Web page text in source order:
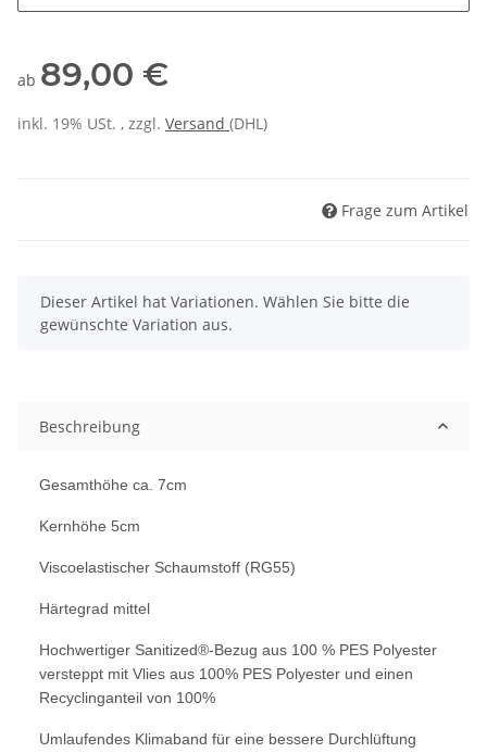
ab 89,00 €
inkl. 19% USt. , zzgl. Versand (DHL)
Frage zum Artikel
x
Dieser Artikel hat Variationen. Wählen Sie bitte die
gewünschte Variation aus.
Beschreibung
Gesamthöhe ca. 7cm
Kernhöhe 5cm
Viscoelastischer Schaumstoff (RG55)
Härtegrad mittel
Hochwertiger Sanitized®-Bezug aus 100 % PES Polyester
versteppt mit Vlies aus 100% PES Polyester und einen
Recyclinganteil von 100%
Umlaufendes Klimaband für eine bessere Durchlüftung